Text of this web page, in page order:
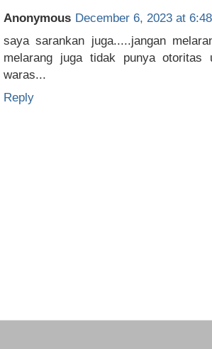
Anonymous December 6, 2023 at
saya sarankan juga.....jangan
melarang juga tidak punya otoritas
waras...
Reply